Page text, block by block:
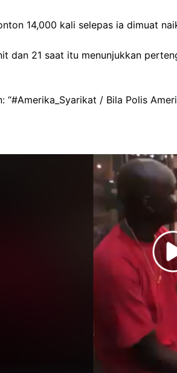
14,000 kali selepas ia dimuat
dan 21 saat itu menunjukkan
“#Amerika_Syarikat / Bila Polis